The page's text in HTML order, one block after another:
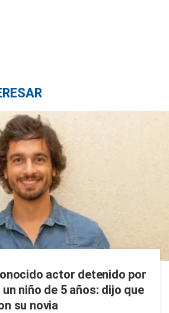
actor detenido por
niño de 5 años: dijo que
su novia